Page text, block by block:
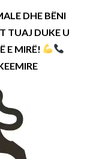
DHE BËNI
TUAJ DUKE U
E MIRË!